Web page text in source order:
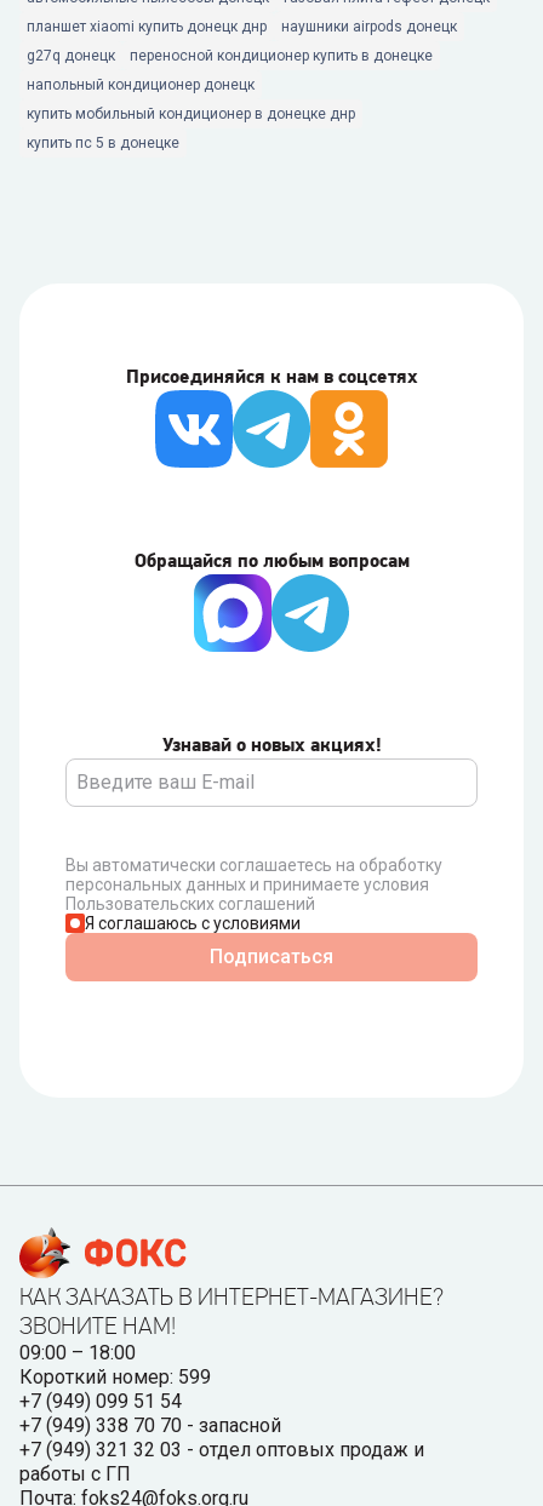
планшет xiaomi купить донецк днр
наушники airpods донецк
g27q донецк
переносной кондиционер купить в донецке
напольный кондиционер донецк
купить мобильный кондиционер в донецке днр
купить пс 5 в донецке
Присоединяйся к нам в соцсетях
Узнавай о новых акциях!
Вы автоматически соглашаетесь на обработку
персональных данных и принимаете условия
Пользовательских соглашений
Я соглашаюсь с условиями
Подписаться
Обращайся по любым вопросам
КАК ЗАКАЗАТЬ В ИНТЕРНЕТ-МАГАЗИНЕ?
ЗВОНИТЕ НАМ!
09:00 – 18:00
Короткий номер: 599
+7 (949) 099 51 54
+7 (949) 338 70 70 - запасной
+7 (949) 321 32 03 - отдел оптовых продаж и
работы с ГП
Почта: foks24@foks.org.ru